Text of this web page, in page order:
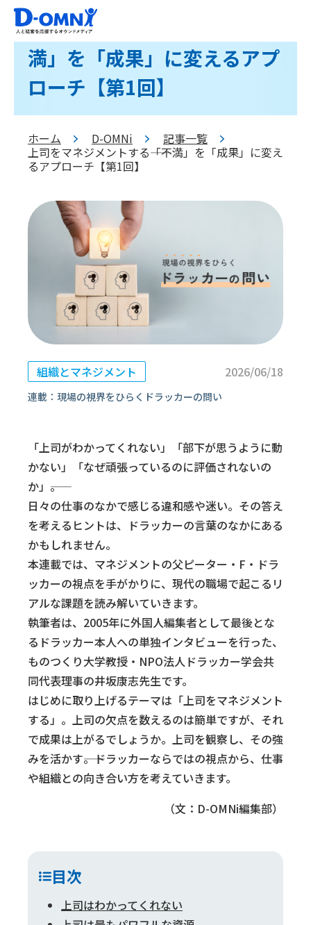
上司をマネジメントする――「不
満」を「成果」に変えるアプ
ローチ【第1回】
ホーム >D-OMNi >
記事一覧
上司をマネジメントする――「不満」を「成果」に変え
るアプローチ【第1回】
組織とマネジメント 2026/06/18
連載：現場の視界をひらくドラッカーの問い
「上司がわかってくれない」「部下が思うように動
かない」「なぜ頑張っているのに評価されないの
か」――。
日々の仕事のなかで感じる違和感や迷い。その答え
を考えるヒントは、ドラッカーの言葉のなかにある
かもしれません。
本連載では、マネジメントの父ピーター・F・ドラ
ッカーの視点を手がかりに、現代の職場で起こるリ
アルな課題を読み解いていきます。
執筆者は、2005年に外国人編集者として最後とな
るドラッカー本人への単独インタビューを行った、
ものつくり大学教授・NPO法人ドラッカー学会共
同代表理事の井坂康志先生です。
はじめに取り上げるテーマは「上司をマネジメント
する」。上司の欠点を数えるのは簡単ですが、それ
で成果は上がるでしょうか。上司を観察し、その強
みを活かす――。ドラッカーならではの視点から、仕事
や組織との向き合い方を考えていきます。
（文：D-OMNi編集部）
目次
上司はわかってくれない